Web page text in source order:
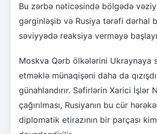
Bu zərbə nəticəsində bölgədə
gərginləşib və Rusiya tərəfi dərhal
səviyyədə reaksiya verməyə
Moskva Qərb ölkələrini Ukraynaya
etməklə münaqişəni daha da
günahlandırır. Səfirlərin Xarici İşlər
çağırılması, Rusiyanın bu cür
diplomatik etirazının bir parçası